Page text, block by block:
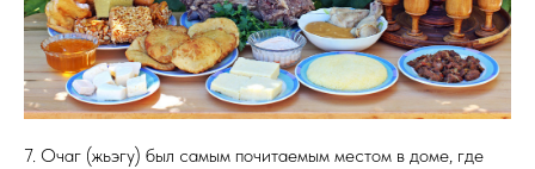
7. Очаг (жьэгу) был самым почитаемым местом в доме, где